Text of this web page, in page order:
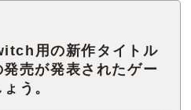
用の新作タイトル
発売が発表されたゲー
う。